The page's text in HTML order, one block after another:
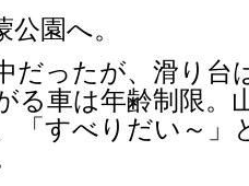
園へ。
ったが、滑り台
る車は年齢制限。
「すべりだい～」